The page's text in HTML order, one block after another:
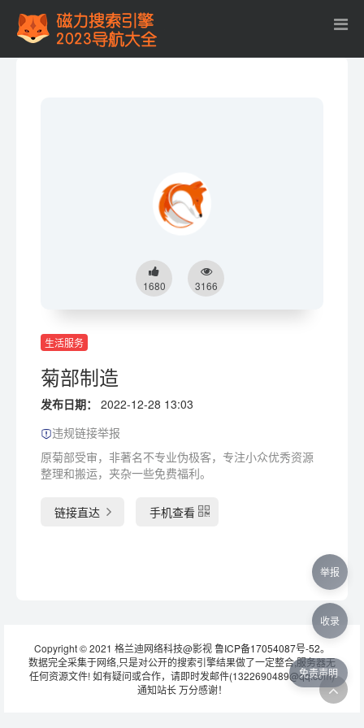
1680 3166
生活服务
菊部制造
发布日期：
2022-12-28 13:03
违规链接举报
原菊部受审，非著名不专业伪极客，专注小众优秀资源
整理和搬运，夹杂一些免费福利。
链接直达 手机查看
Copyright © 2021 格兰迪网络科技@影视鲁ICP备17054087号-52。
数据完全采集于网络,只是对公开的搜索引擎结果做了一定整合,服务器无
任何资源文件! 如有疑问或合作，请即时发邮件(1322690489@qq.com)
通知站长 万分感谢！
免责声明
举报
收录